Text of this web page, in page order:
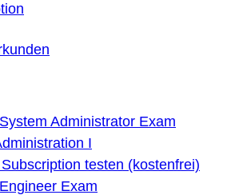
Administrator Exam
I
testen (kostenfrei)
Exam